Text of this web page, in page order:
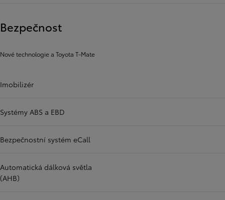
Bezpečnost
Nové technologie a Toyota T-Mate
Imobilizér
Systémy ABS a EBD
Bezpečnostní systém eCall
Automatická dálková světla
(AHB)